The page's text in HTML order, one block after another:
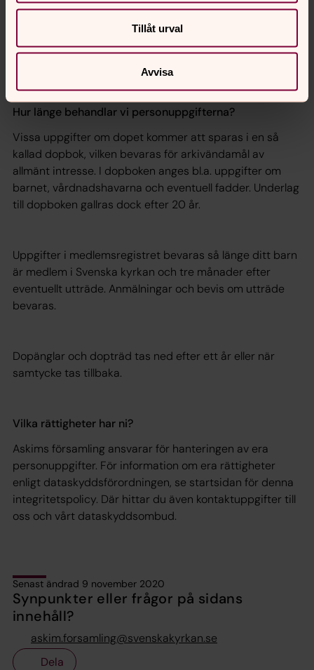
Tillåt urval
Avvisa
För eventuell fadder rör det sig om fadderns namn och
Hur länge behandlar vi personuppgifterna?
Vissa uppgifter om dopet kommer att sparas i en så
kallad dopbok, vilken bevaras för arkivändamål av
allmänt intresse. I dopboken anges bl.a. uppgifter om
barnet, vårdnadshavarna och eventuell fadder. Underlag
till dopboken gallras dock efter 20 år.
Uppgifter i medlemsregistret bevaras så länge ditt barn
är medlem i Svenska kyrkan och tre månader efter
eventuellt utträde. Anmälningar och bevis om utträde
bevaras.
Dopänglar och dopträd tas ned efter ett år eller när
samtycke tas tillbaka.
Vilka rättigheter har ni?
Askims församling ansvarar för hanteringen av era
personuppgifter. För information om era rättigheter
enligt dataskyddsförordningen, se startsidan för denna
integritetspolicy. Där hittar du även kontaktuppgifter till
oss och vårt dataskyddsombud.
Senast ändrad 9 november 2020
Synpunkter eller frågor på sidans
innehåll?
askim.forsamling@svenskakyrkan.se
Dela